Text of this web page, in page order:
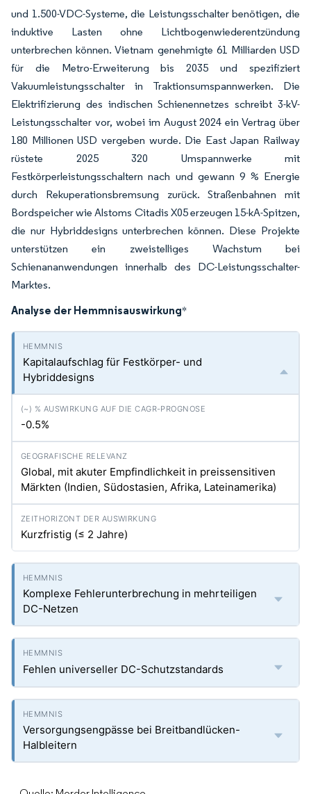
und 1.500-VDC-Systeme, die Leistungsschalter benötigen, die
induktive Lasten ohne Lichtbogenwiederentzündung
unterbrechen können. Vietnam genehmigte 61 Milliarden USD
für die Metro-Erweiterung bis 2035 und spezifiziert
Vakuumleistungsschalter in Traktionsumspannwerken. Die
Elektrifizierung des indischen Schienennetzes schreibt 3-kV-
Leistungsschalter vor, wobei im August 2024 ein Vertrag über
180 Millionen USD vergeben wurde. Die East Japan Railway
rüstete 2025 320 Umspannwerke mit
Festkörperleistungsschaltern nach und gewann 9 % Energie
durch Rekuperationsbremsung zurück. Straßenbahnen mit
Bordspeicher wie Alstoms Citadis X05 erzeugen 15-kA-Spitzen,
die nur Hybriddesigns unterbrechen können. Diese Projekte
unterstützen ein zweistelliges Wachstum bei
Schienananwendungen innerhalb des DC-Leistungsschalter-
Marktes.
Analyse der Hemmnisauswirkung*
Kapitalaufschlag für Festkörper- und
Hybriddesigns
-0.5%
Global, mit akuter Empfindlichkeit in preissensitiven
Märkten (Indien, Südostasien, Afrika, Lateinamerika)
Kurzfristig (≤ 2 Jahre)
Komplexe Fehlerunterbrechung in mehrteiligen
DC-Netzen
Fehlen universeller DC-Schutzstandards
Versorgungsengpässe bei Breitbandlücken-
Halbleitern